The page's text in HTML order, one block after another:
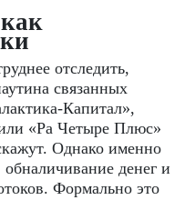
отследить,
связанных
Капитал»,
«Ра Четыре Плюс»
Однако именно
денег и
Формально это